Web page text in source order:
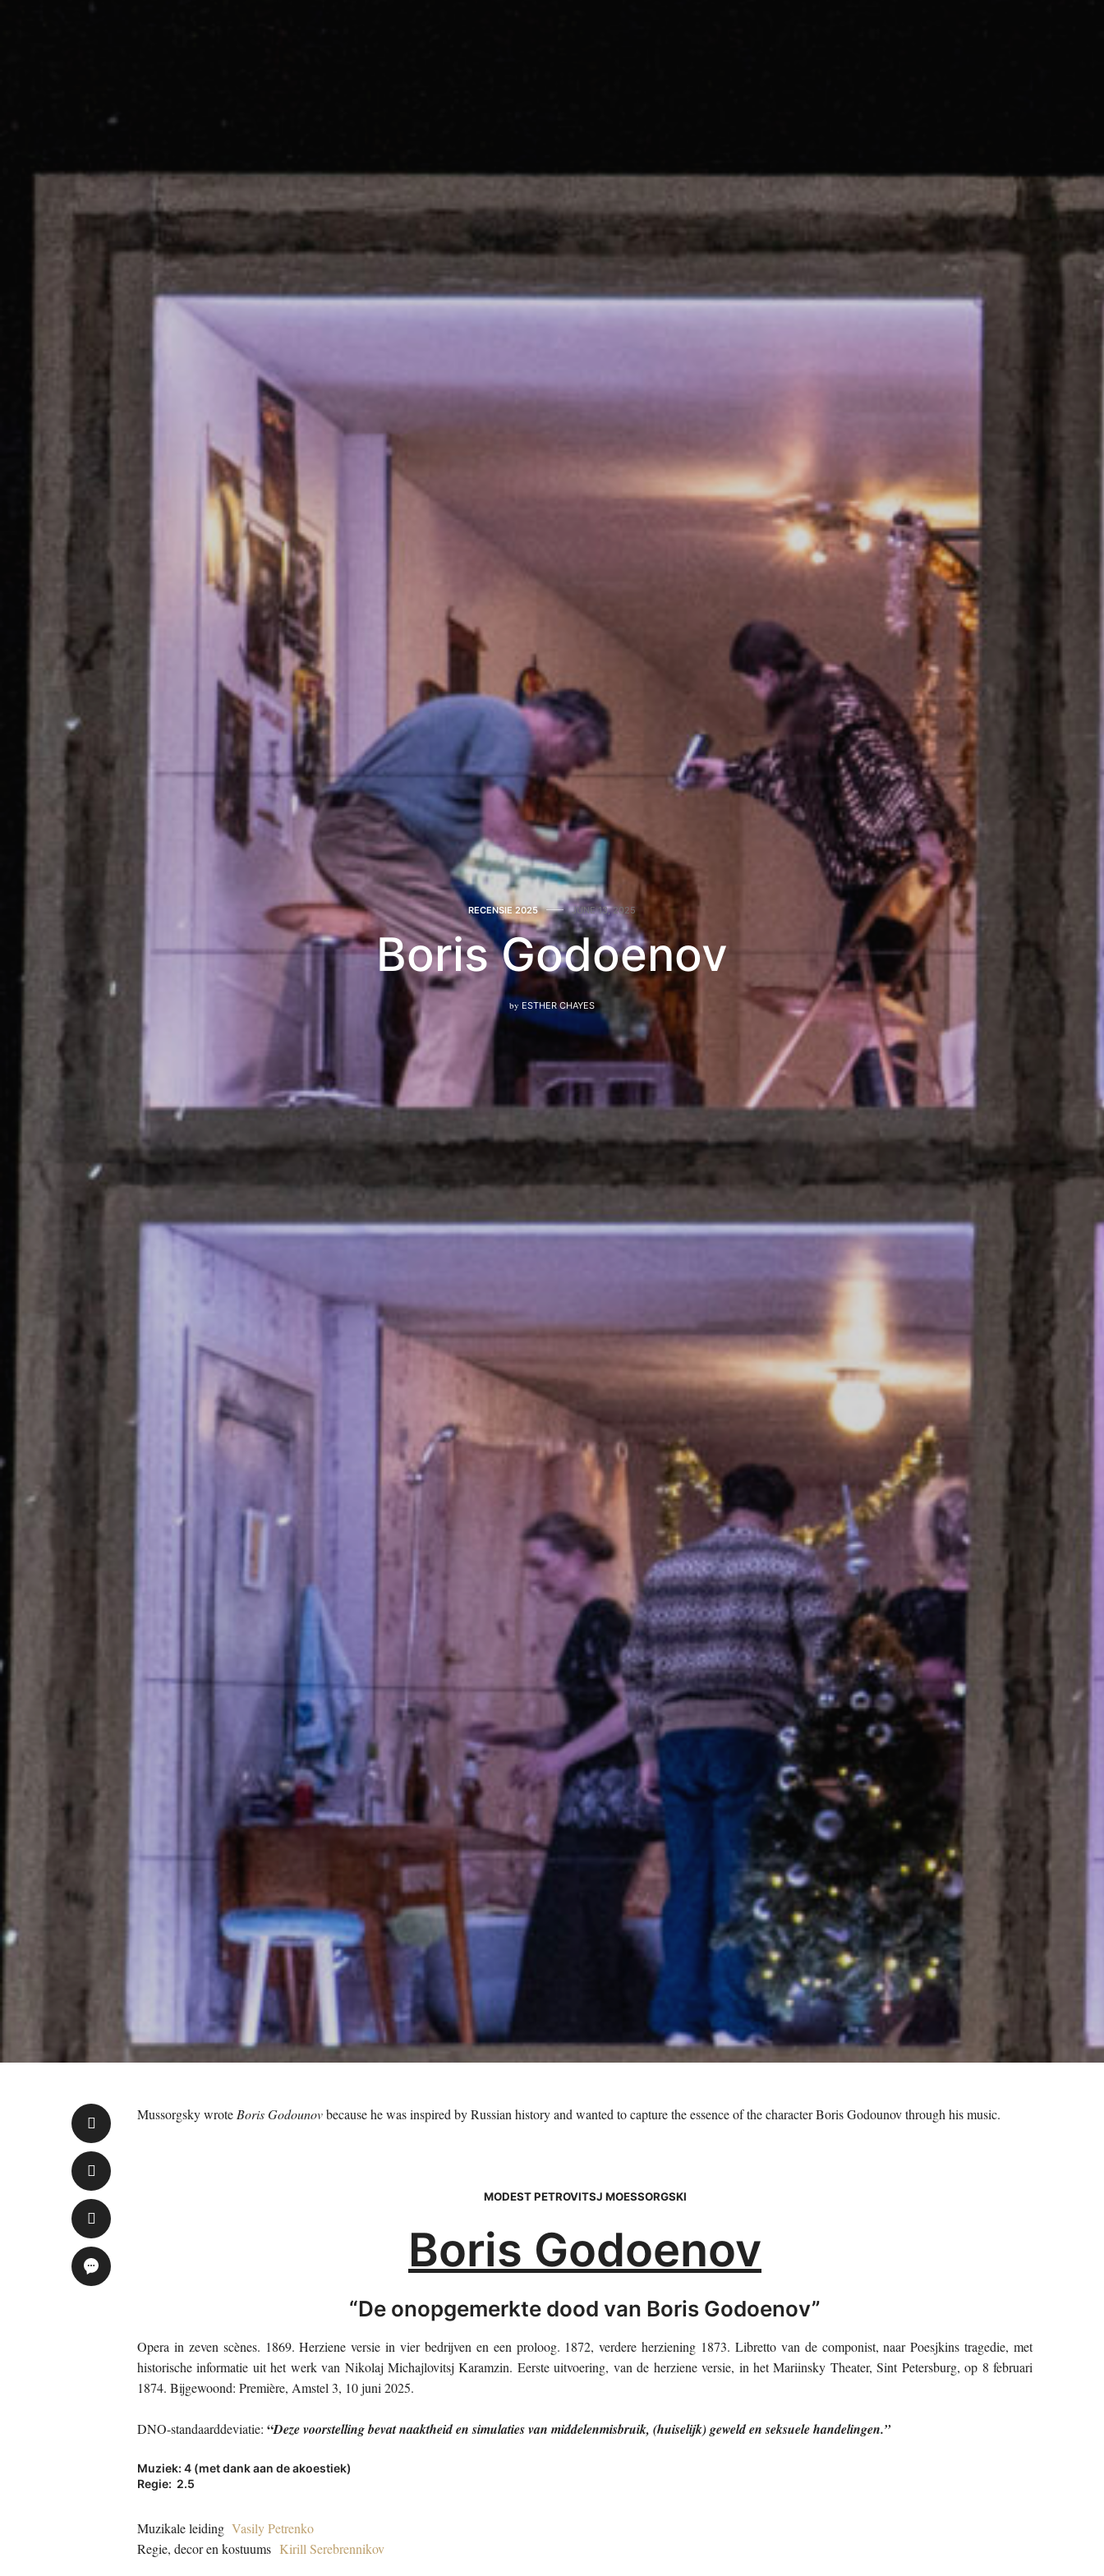
RECENSIE 2025 JUNE 13, 2025
Boris Godoenov
by ESTHER CHAYES
Mussorgsky wrote Boris Godounovbecause he was inspired by Russian history and wanted to capture the essence of the character Boris Godounov through his music.
MODEST PETROVITSJ MOESSORGSKI
Boris Godoenov
“De onopgemerkte dood van Boris Godoenov”
Opera in zeven scènes. 1869. Herziene versie in vier bedrijven en een proloog. 1872, verdere herziening 1873. Libretto van de componist, naar Poesjkins tragedie, met
historische informatie uit het werk van Nikolaj Michajlovitsj Karamzin. Eerste uitvoering, van de herziene versie, in het Mariinsky Theater, Sint Petersburg, op 8 februari
1874. Bijgewoond: Première, Amstel 3, 10 juni 2025.
DNO-standaarddeviatie: “Deze voorstelling bevat naaktheid en simulaties van middelenmisbruik, (huiselijk) geweld en seksuele handelingen.”
Muziek: 4 (met dank aan de akoestiek)
Regie: 2.5
Muzikale leiding Vasily Petrenko
Regie, decor en kostuums Kirill Serebrennikov